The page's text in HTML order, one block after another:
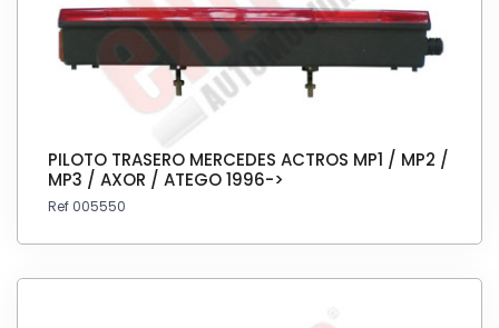
PILOTO TRASERO MERCEDES ACTROS MP1 / MP2 /
MP3 / AXOR / ATEGO 1996->
Ref 005550